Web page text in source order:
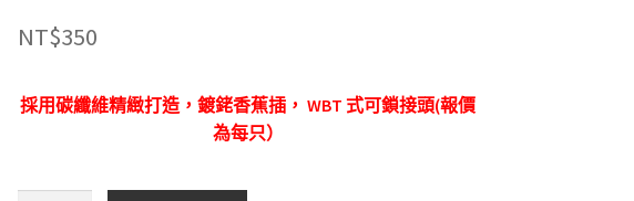
NT$350
採用碳纖維精緻打造，鍍銠香蕉插， WBT 式可鎖接頭(報價
為每只）